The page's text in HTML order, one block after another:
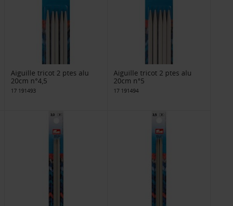
Aiguille tricot 2 ptes alu
20cm n°4,5
17 191493
Aiguille tricot 2 ptes alu
20cm n°5
17 191494